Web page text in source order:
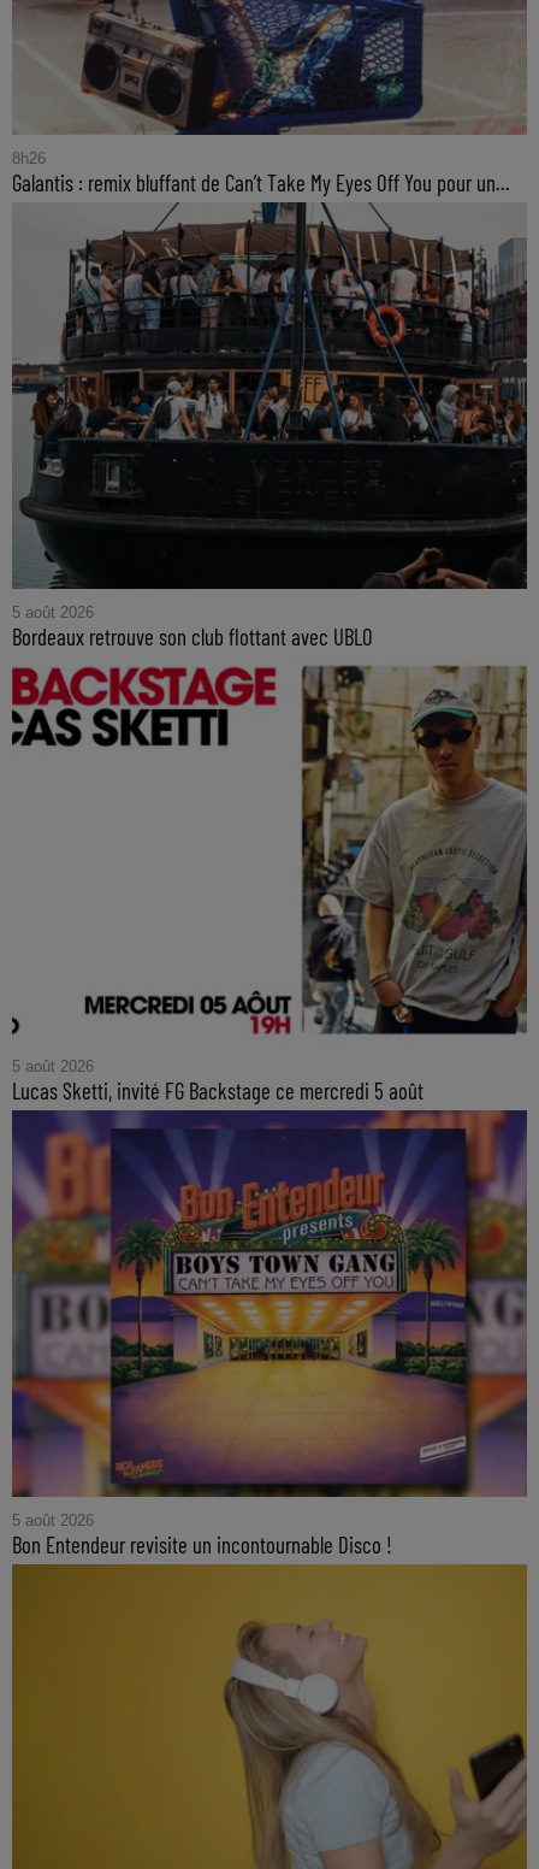
8h26
Galantis : remix bluffant de Can’t Take My Eyes Off You pour un...
5 août 2026
Bordeaux retrouve son club flottant avec UBLO
5 août 2026
Lucas Sketti, invité FG Backstage ce mercredi 5 août
5 août 2026
Bon Entendeur revisite un incontournable Disco !